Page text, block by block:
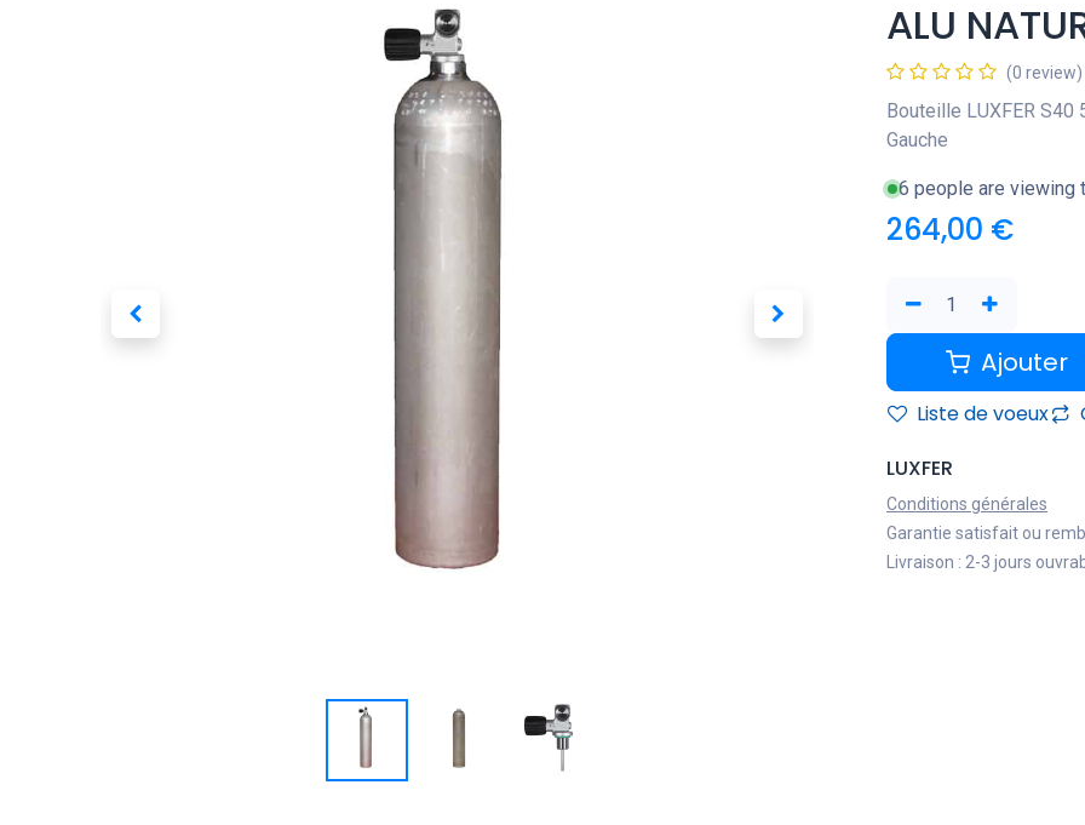
ALU
(0 review)
Bouteille LUXFER S40
Gauche
6 people are viewing
264,00 €
Ajouter
Liste de voeux
LUXFER
Conditions générales
Garantie satisfait ou
Livraison : 2-3 jours